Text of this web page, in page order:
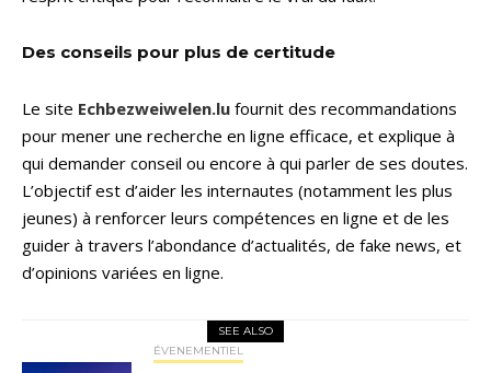
Des conseils pour plus de certitude
Le site Echbezweiwelen.lu fournit des recommandations
pour mener une recherche en ligne efficace, et explique à
qui demander conseil ou encore à qui parler de ses doutes.
L’objectif est d’aider les internautes (notamment les plus
jeunes) à renforcer leurs compétences en ligne et de les
guider à travers l’abondance d’actualités, de fake news, et
d’opinions variées en ligne.
SEE ALSO
ÉVENEMENTIEL